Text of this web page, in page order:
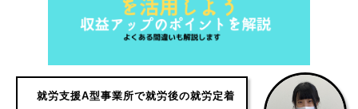
就労支援A型事業所で就労後の就労定着